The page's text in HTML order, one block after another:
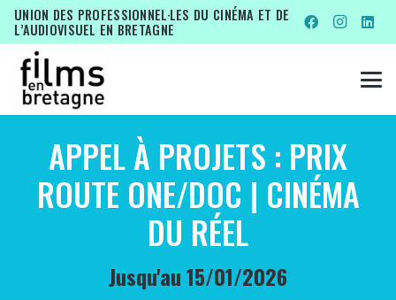
UNION DES PROFESSIONNEL·LES DU CINÉMA ET DE
L’AUDIOVISUEL EN BRETAGNE
APPEL À PROJETS : PRIX
ROUTE ONE/DOC | CINÉMA
DU RÉEL
Jusqu'au15/01/2026